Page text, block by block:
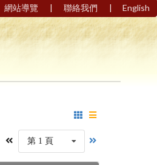
網站導覽 | 聯絡我們 | English
第 1 頁